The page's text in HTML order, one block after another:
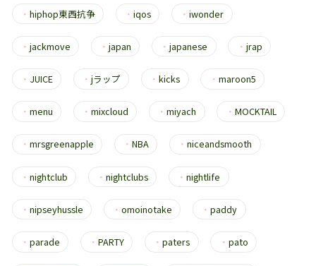
・ hiphop東西抗争 ・iqos ・iwonder
・ jackmove ・japan ・japanese ・ jrap
・ JUICE ・jラップ ・kicks ・ maroon5
・ menu ・mixcloud ・miyach ・ MOCKTAIL
・ mrsgreenapple ・NBA ・niceandsmooth
・ nightclub ・nightclubs ・nightlife
・ nipseyhussle ・omoinotake ・paddy
・ parade ・PARTY ・paters ・ pato